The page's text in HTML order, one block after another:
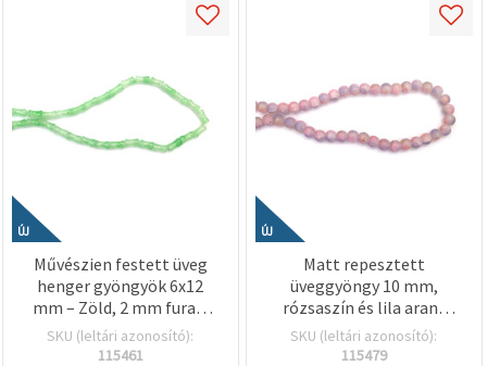
ÚJ
Művészien festett üveg
henger gyöngyök 6x12
mm – Zöld, 2 mm furat,
szál kb. 65 db –
Ékszerkészítéshez és
SKU (leltári azonosító):
115461
ÚJ
Matt repesztett
üveggyöngy 10 mm,
rózsaszín és lila arany
színű akcentussal, 1 mm
furat, kb. 85 db –
SKU (leltári azonosító):
115479